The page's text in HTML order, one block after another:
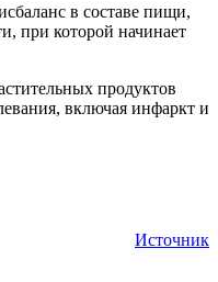
в составе пищи,
при которой начинает
продуктов
включая инфаркт и
Источник